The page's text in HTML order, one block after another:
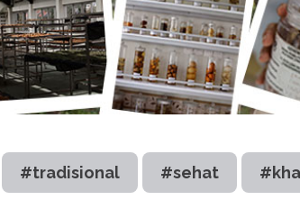
#tradisional #sehat